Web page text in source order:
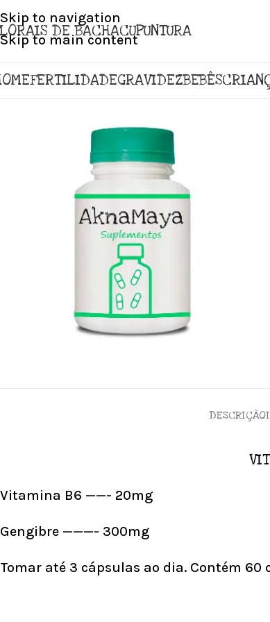
Skip to navigation
Skip to main content
DE BACHACUPUNTURA
FERTILIDADEGRAVIDEZBEBÊS
DESCRIÇÃO
Vitamina B6 ——- 20mg
Gengibre ———- 300mg
Tomar até 3 cápsulas ao dia. Contém 60